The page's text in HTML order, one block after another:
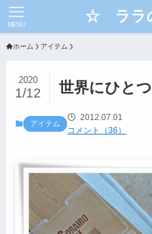
☆ ララ
MENU
ホーム アイテム
世界にひと
2020
1/12
アイテム
2012.07.01
コメント（36）